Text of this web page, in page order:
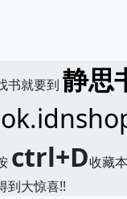
书就要到静思
ctrl+D收藏
到大惊喜!!